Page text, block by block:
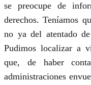
se preocupe de
derechos. Teníamos
no ya del atentado
Pudimos localizar a
que, de haber
administraciones